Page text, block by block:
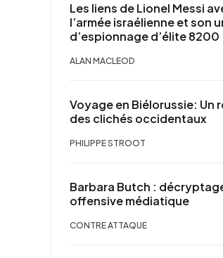
Les liens de Lionel Messi
l’armée israélienne et son
d’espionnage d’élite 8200
ALAN MACLEOD
Voyage en Biélorussie: Un
des clichés occidentaux
PHILIPPE STROOT
Barbara Butch :
offensive médiatique
CONTRE ATTAQUE